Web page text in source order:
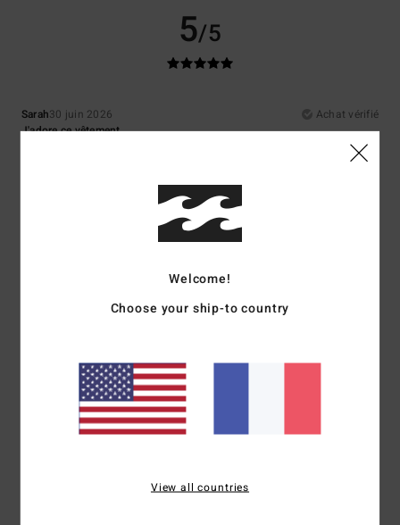
5/5
Sarah30 juin 2026
Achat vérifié
J'adore ce vêtement
Matière : 5
Je recommande ce produit
5
Afficher original - English
Rapport qualité / prix
Je recommande ce produit
5/5
Welcome!
Choose your ship-to country
View all countries